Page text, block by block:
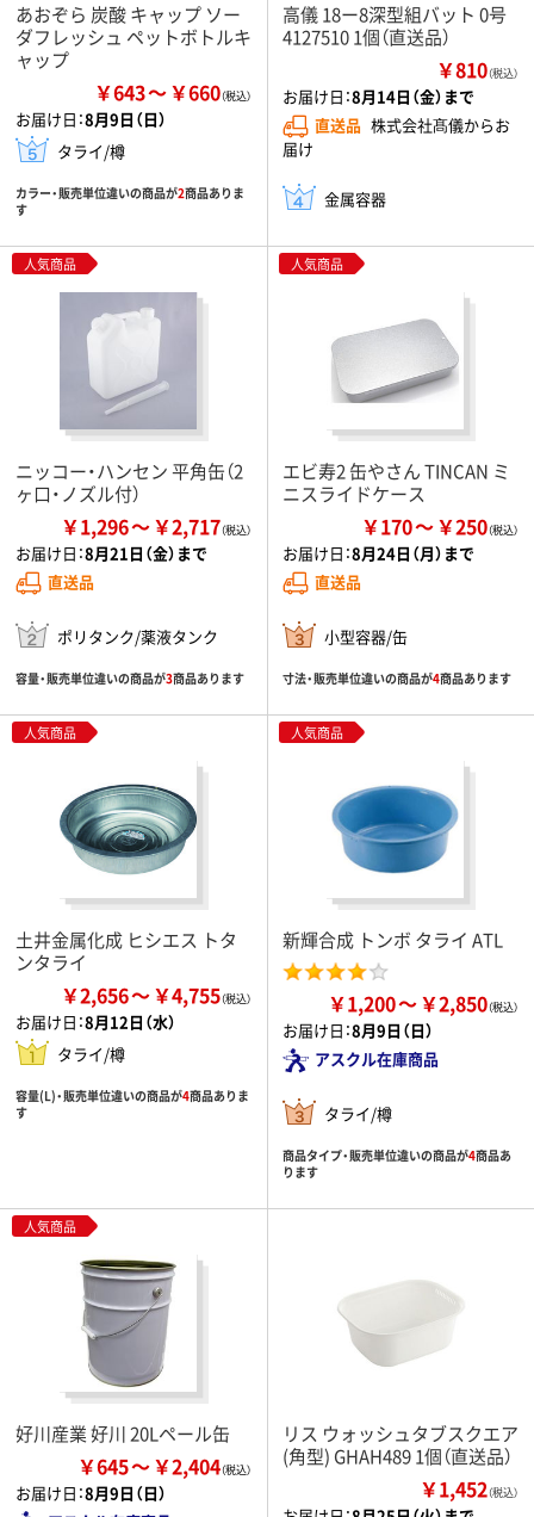
あおぞら 炭酸 キャップ ソー
ダフレッシュ ペットボトルキ
ャップ
￥643 ￥660
お届け日：8月9日（日）
タライ/樽
カラー・販売単位違いの商品が2商品ありま
す
高儀 18ー8深型組バット 0号
4127510 1個（直送品）
￥810（税込）
お届け日：8月14日（金）まで
直送品 株式会社髙儀からお
届け
金属容器
人気商品
ニッコー・ハンセン 平角缶（2
ヶ口・ノズル付）
￥1,296 ￥2,717
お届け日：8月21日（金）まで
直送品
ポリタンク/薬液タンク
容量・販売単位違いの商品が3商品あります
人気商品
エビ寿2 缶やさん TINCAN ミ
ニスライドケース
￥170 ￥250
お届け日：8月24日（月）まで
直送品
小型容器/缶
寸法・販売単位違いの商品が4商品あります
人気商品
土井金属化成 ヒシエス トタ
ンタライ
￥2,656 ￥4,755
お届け日：8月12日（水）
タライ/樽
容量(L)・販売単位違いの商品が4商品ありま
す
人気商品
新輝合成 トンボ タライ ATL
￥1,200 ￥2,850
お届け日：8月9日（日）
アスクル在庫商品
タライ/樽
商品タイプ・販売単位違いの商品が4商品あ
ります
人気商品
好川産業 好川 20Lペール缶
￥645 ￥2,404
お届け日：8月9日（日）
リス ウォッシュタブスクエア
(角型) GHAH489 1個（直送品）
￥1,452（税込）